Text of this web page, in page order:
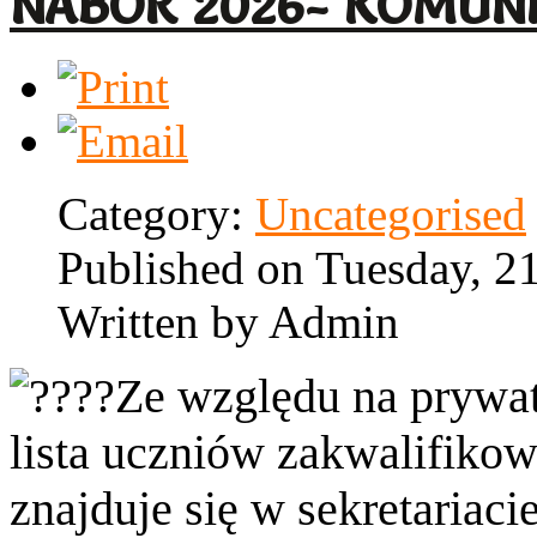
Category: Uncategorised
Published on Tuesday,
Written by Admin
Ze względu na
lista uczniów
znajduje się w